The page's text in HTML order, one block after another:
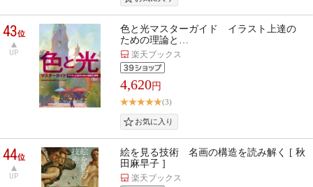
43位
UP
色と光マスターガイド イラスト上達の
ための理論と…
楽天ブックス
4,620円
(3)
44位
UP
絵を見る技術 名画の構造を読み解く [ 秋
田麻早子 ]
楽天ブックス